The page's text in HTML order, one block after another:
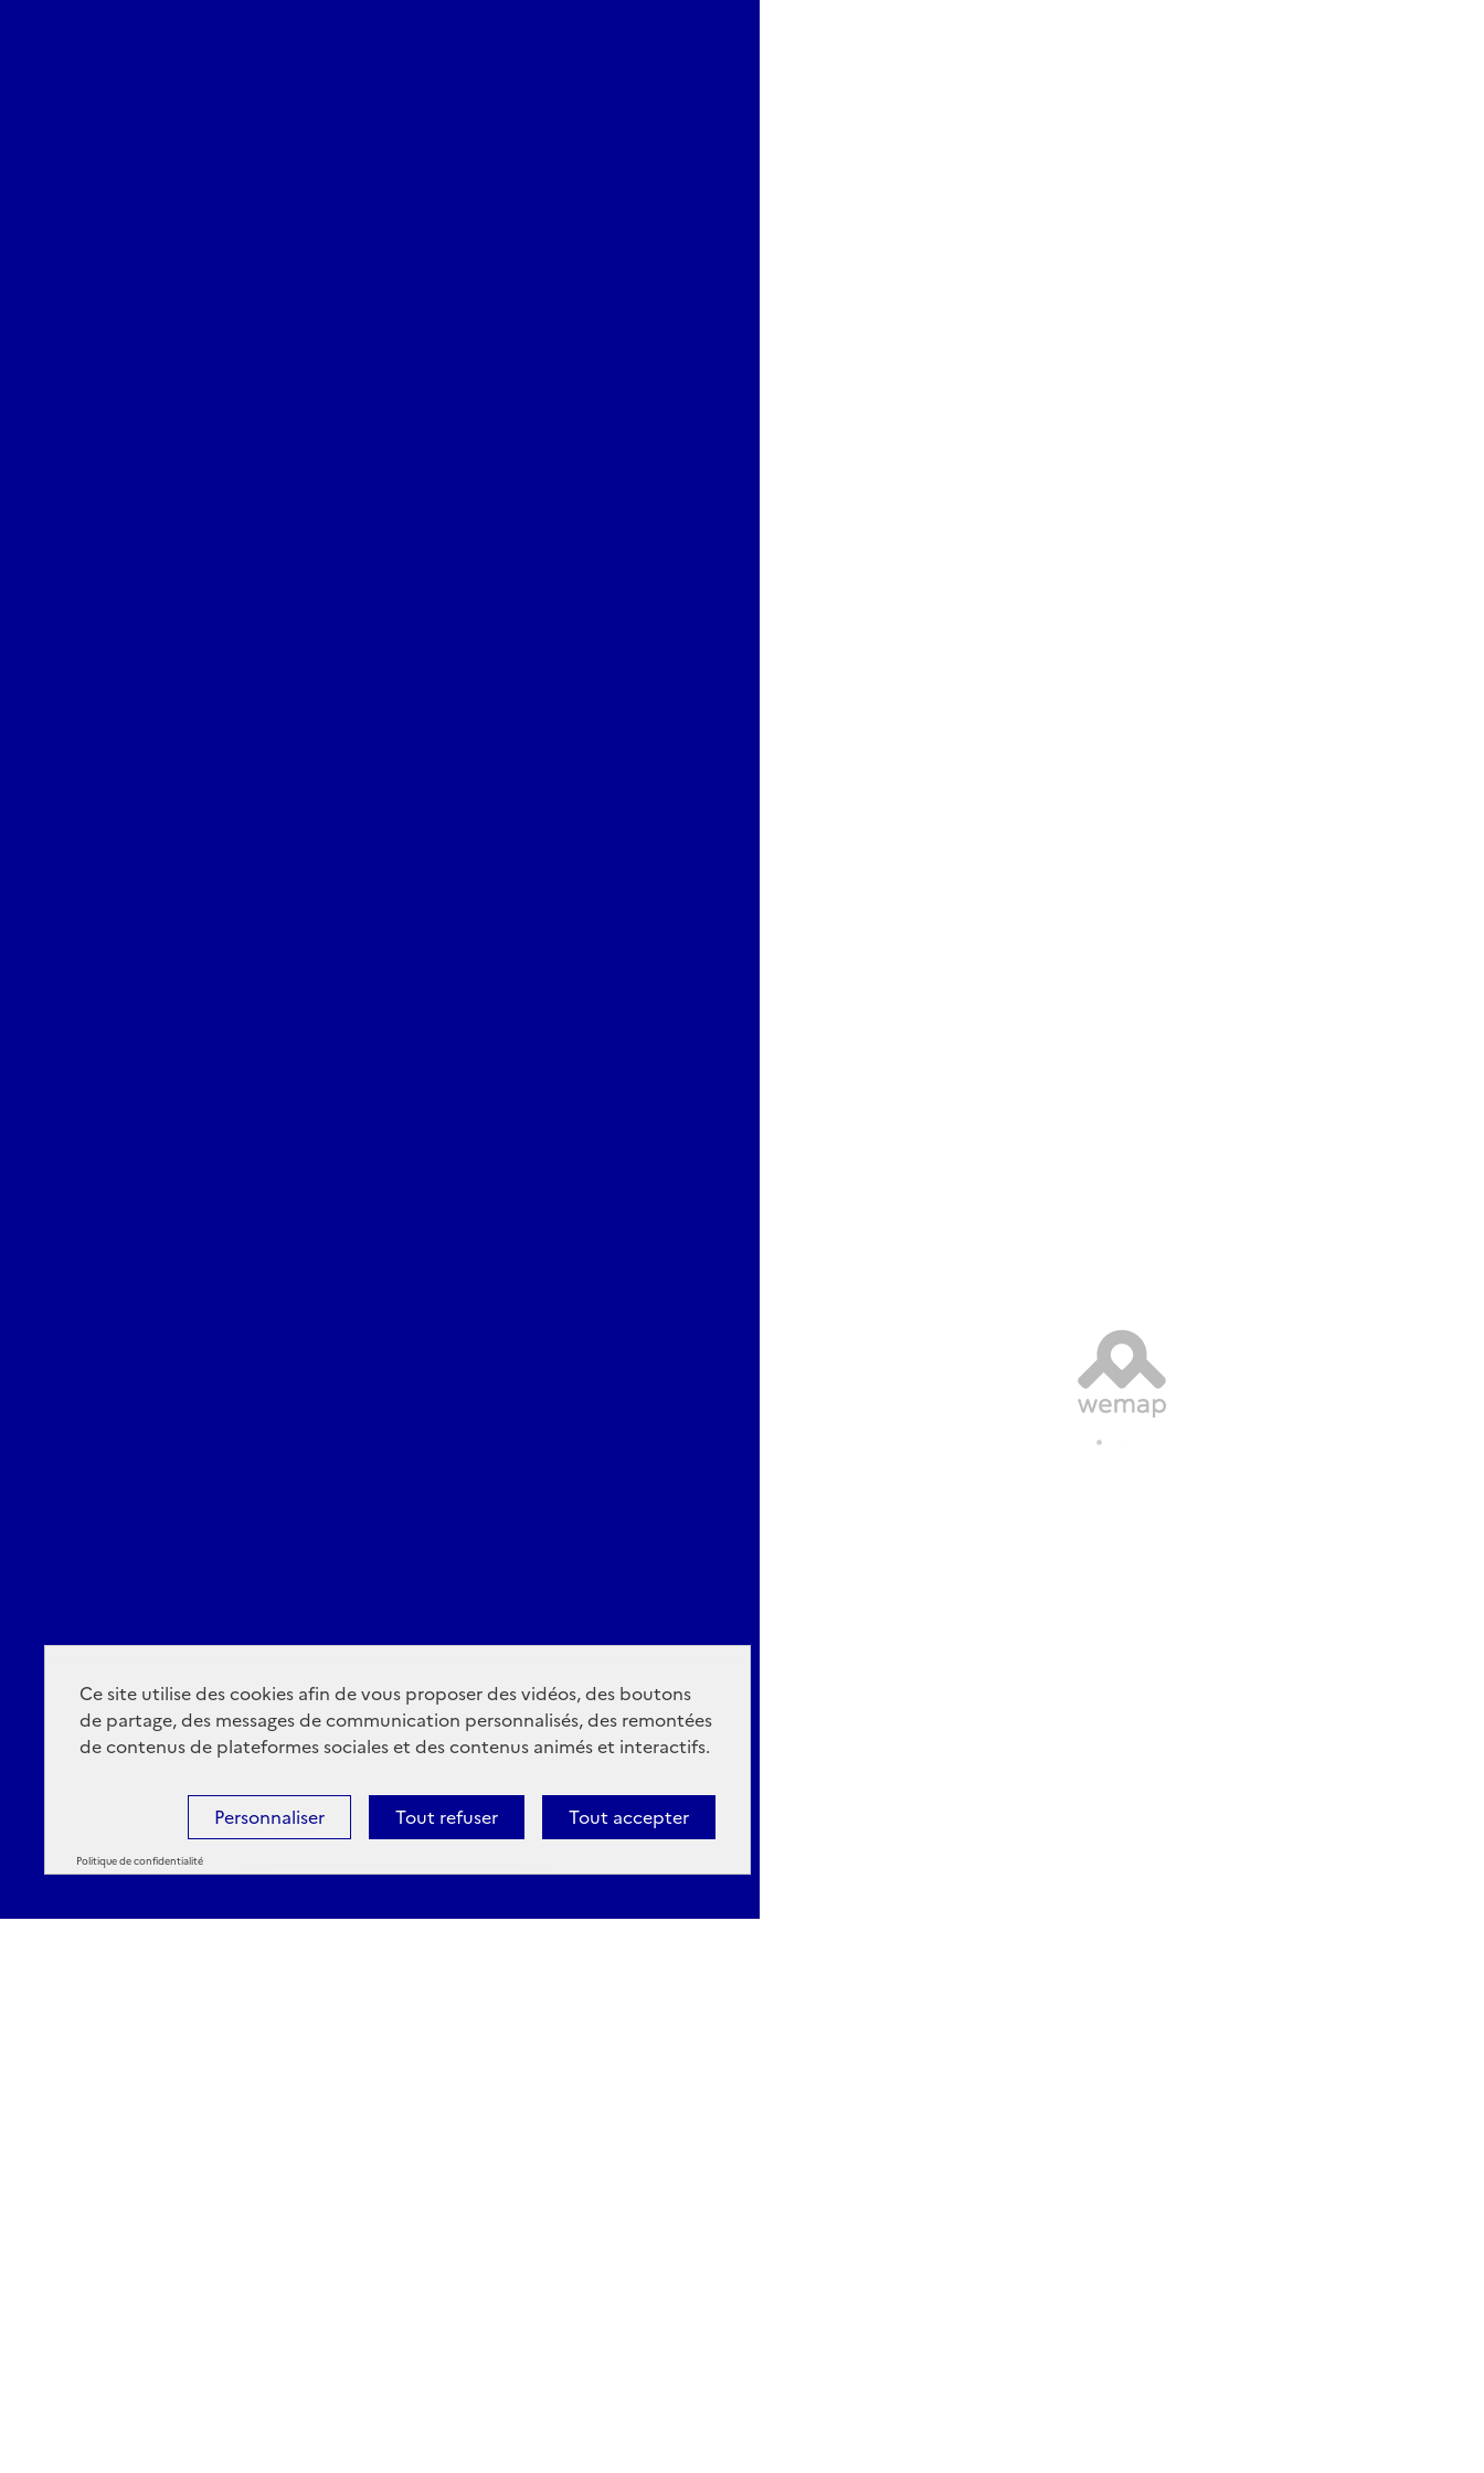
Ce site utilise des cookies afin de vous proposer des vidéos, des boutons
de partage, des messages de communication personnalisés, des remontées
de contenus de plateformes sociales et des contenus animés et interactifs.
Tout accepter
Tout refuser
Personnaliser
Politique de confidentialité